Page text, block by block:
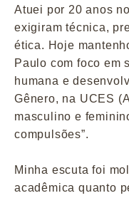
Atuei por 20 anos
exigiram técnica,
ética. Hoje
Paulo com foco em
humana e
Gênero, na UCES
masculino e
compulsões”.
Minha escuta foi
acadêmica quanto